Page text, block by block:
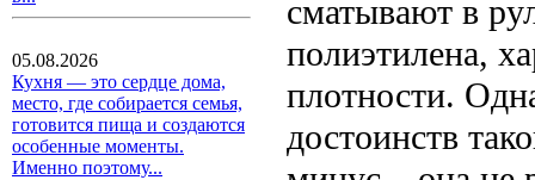
05.08.2026
Кухня — это сердце дома,
место, где собирается семья,
готовится пища и создаются
особенные моменты.
Именно поэтому...
сматывают в
полиэтилена,
плотности.
достоинств